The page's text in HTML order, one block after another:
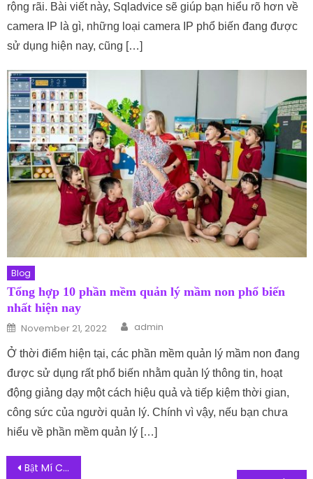
rộng rãi. Bài viết này, Sqladvice sẽ giúp bạn hiểu rõ hơn về
camera IP là gì, những loại camera IP phổ biến đang được
sử dụng hiện nay, cũng […]
Blog
Tổng hợp 10 phần mềm quản lý mầm non phổ biến
nhất hiện nay
Posted on
November 21, 2022 Author
admin
Ở thời điểm hiện tại, các phần mềm quản lý mầm non đang
được sử dụng rất phổ biến nhằm quản lý thông tin, hoạt
động giảng dạy một cách hiệu quả và tiếp kiệm thời gian,
công sức của người quản lý. Chính vì vậy, nếu bạn chưa
hiểu về phần mềm quản lý […]
Post navigation
Bật Mí Cách Nhập Hàng Từ Trung Quốc Về Việt Nam Giá Rẻ, Uy Tín